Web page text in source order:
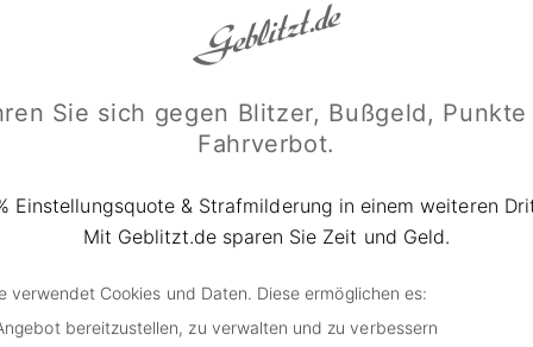
Fahren für Fahranfänger
begleiteten Fahren, bei dem der Führerschein bereits mit
muss die Begleitperson stets mit an Bord des Pkw
die Probezeit zwei Jahre, kann also schon im Alter
zum Alter von 21 Jahren gilt man jedoch weiterhin als
strikte Promillegrenze von 0,0 einhalten.
Sie sich gegen Blitzer, Bußgeld, Punkte
Fahrverbot.
Einstellungsquote & Strafmilderung in einem weiteren
Mit Geblitzt.de sparen Sie Zeit und Geld.
verwendet Cookies und Daten. Diese ermöglichen es:
bereitzustellen, zu verwalten und zu verbessern